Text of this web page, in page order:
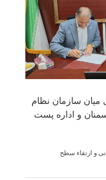
میان سازمان نظام
و اداره پست
و ارتقاء سطح